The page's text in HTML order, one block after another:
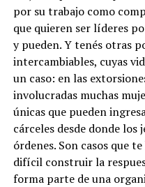
por su trabajo como
que quieren ser líderes
y pueden. Y tenés otras
intercambiables, cuyas
un caso: en las
involucradas muchas
únicas que pueden
cárceles desde donde los
órdenes. Son casos que
difícil construir la
forma parte de una